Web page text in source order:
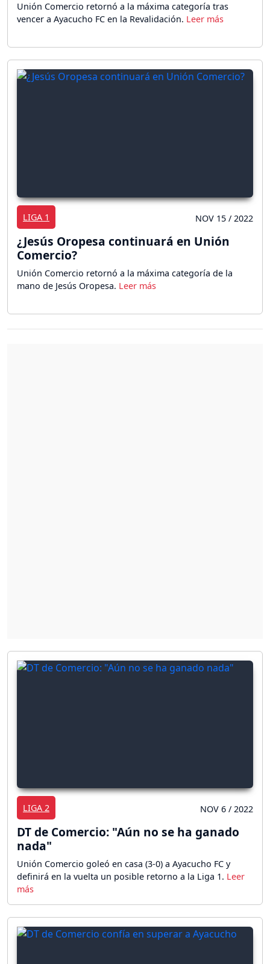
Unión Comercio retornó a la máxima categoría tras
vencer a Ayacucho FC en la Revalidación.
LIGA 1 NOV 15 / 2022
¿Jesús Oropesa continuará en Unión
Comercio?
Unión Comercio retornó a la máxima categoría de la
mano de Jesús Oropesa.
LIGA 2 NOV 6 / 2022
DT de Comercio: "Aún no se ha ganado
nada"
Unión Comercio goleó en casa (3-0) a Ayacucho FC y
definirá en la vuelta un posible retorno a la Liga 1.